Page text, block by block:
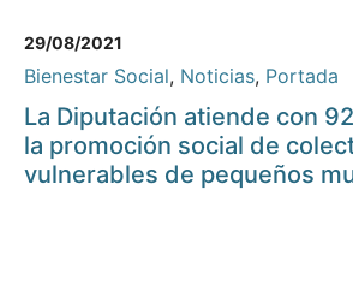
29/08/2021
Bienestar Social, Noticias, Portada
La Diputación atiende con
la promoción social de
vulnerables de pequeños